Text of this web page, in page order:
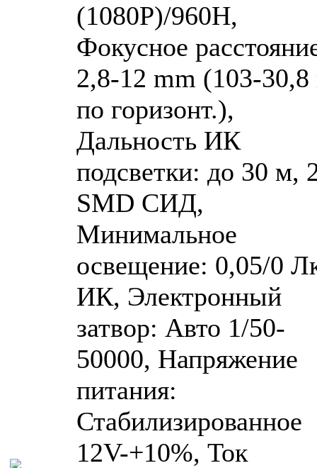
(1080P)/960H,
Фокусное
2,8-12 mm (103-30,8
по горизонт.),
Дальность ИК
подсветки: до 30 м,
SMD СИД,
Минимальное
освещение: 0,05/0
ИК, Электронный
затвор: Авто 1/50-
50000, Напряжение
питания:
Стабилизированное
12V-+10%, Ток